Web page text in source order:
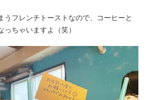
うフレンチトーストなので、コーヒーと
ちゃいますよ（笑）